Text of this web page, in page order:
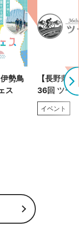
勢鳥
ス
【長野県
36回 ツー
イベント